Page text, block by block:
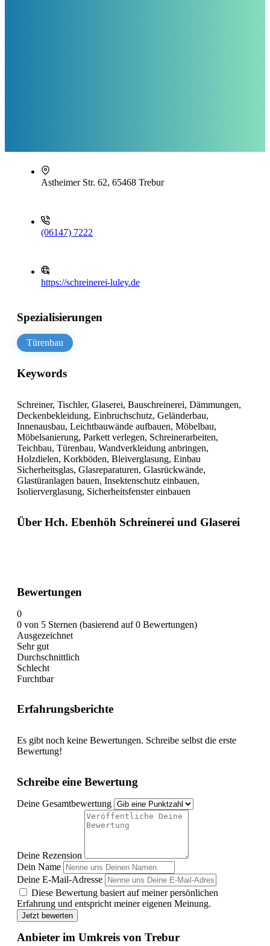
Astheimer Str. 62, 65468 Trebur
(06147) 7222
https://schreinerei-luley.de
Spezialisierungen
Türenbau
Keywords
Schreiner, Tischler, Glaserei, Bauschreinerei, Dämmungen,
Deckenbekleidung, Einbruchschutz, Geländerbau,
Innenausbau, Leichtbauwände aufbauen, Möbelbau,
Möbelsanierung, Parkett verlegen, Schreinerarbeiten,
Teichbau, Türenbau, Wandverkleidung anbringen,
Holzdielen, Korkböden, Bleiverglasung, Einbau
Sicherheitsglas, Glasreparaturen, Glasrückwände,
Glastüranlagen bauen, Insektenschutz einbauen,
Isolierverglasung, Sicherheitsfenster einbauen
Über Hch. Ebenhöh Schreinerei und Glaserei
Bewertungen
0
0 von 5 Sternen (basierend auf 0 Bewertungen)
Ausgezeichnet
Sehr gut
Durchschnittlich
Schlecht
Furchtbar
Erfahrungsberichte
Es gibt noch keine Bewertungen. Schreibe selbst die erste
Bewertung!
Schreibe eine Bewertung
Deine Gesamtbewertung
Deine Rezension
Dein Name
Deine E-Mail-Adresse
Diese Bewertung basiert auf meiner persönlichen
Erfahrung und entspricht meiner eigenen Meinung.
Jetzt bewerten
Anbieter im Umkreis von Trebur